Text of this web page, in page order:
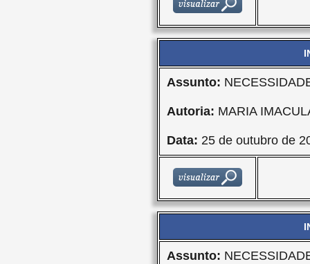
Assunto:
Autoria: MARIA
Data: 25 de outubro de
Assunto: